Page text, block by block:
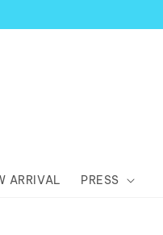
ARRIVAL PRESS